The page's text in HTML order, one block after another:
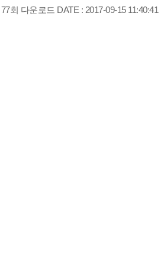
77회 다운로드 DATE : 2017-09-15 11:40:41